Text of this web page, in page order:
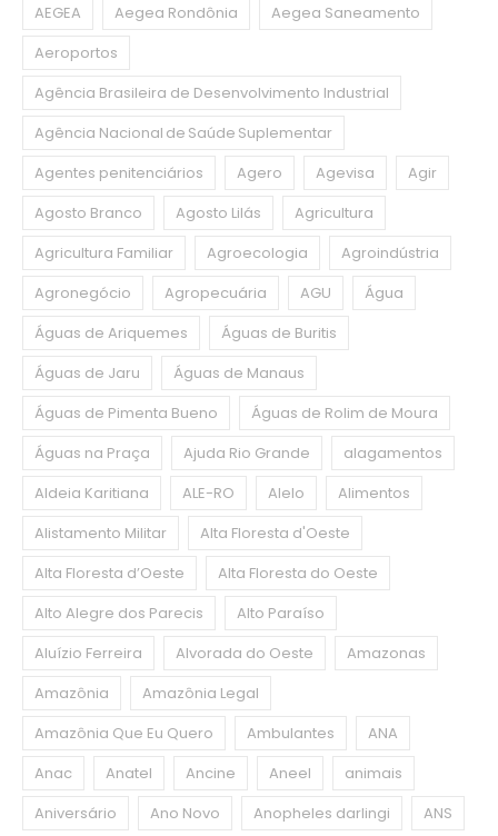
AEGEA
Aegea Rondônia
Aegea Saneamento
Aeroportos
Agência Brasileira de Desenvolvimento Industrial
Agência Nacional de Saúde Suplementar
Agentes penitenciários
Agero Agevisa
Agir
Agosto Branco
Agosto Lilás
Agricultura
Agricultura Familiar
Agroecologia
Agroindústria
Agronegócio
Agropecuária AGU
Água
Águas de Ariquemes
Águas de Buritis
Águas de Jaru
Águas de Manaus
Águas de Pimenta Bueno
Águas de Rolim de Moura
Águas na Praça
Ajuda Rio Grande
alagamentos
Aldeia Karitiana
ALE-RO Alelo
Alimentos
Alistamento Militar
Alta Floresta d'Oeste
Alta Floresta d’Oeste
Alta Floresta do Oeste
Alto Alegre dos Parecis
Alto Paraíso
Aluízio Ferreira
Alvorada do Oeste
Amazonas
Amazônia
Amazônia Legal
Amazônia Que Eu Quero
Ambulantes
ANA
Anac
Anatel Ancine Aneel
animais
Aniversário
Ano Novo Anopheles darlingi ANS